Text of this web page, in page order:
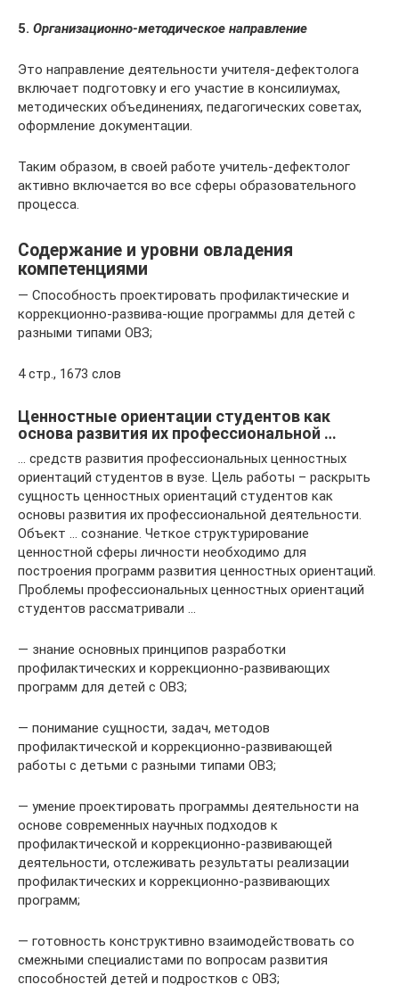
5. Организационно-методическое направление
Это направление деятельности учителя-дефектолога
включает под­готовку и его участие в консилиумах,
методических объединениях, педаго­гических советах,
оформление доку­ментации.
Таким образом, в своей работе учитель-дефектолог
активно включается во все сферы образовательного
про­цесса.
Содержание и уровни овладения
компетенциями
— Способность проектировать профилактические и
коррекционно-развива-ющие программы для детей с
разными типами ОВЗ;
4 стр., 1673 слов
Ценностные ориентации студентов как
основа развития их профессиональной …
… средств развития профессиональных ценностных
ориентаций студентов в вузе. Цель работы – раскрыть
сущность ценностных ориентаций студентов как
основы развития их профессиональной деятельности.
Объект … сознание. Четкое структурирование
ценностной сферы личности необходимо для
построения программ развития ценностных ориентаций.
Проблемы профессиональных ценностных ориентаций
студентов рассматривали …
— знание основных принципов разработки
профилактических и коррекционно-развивающих
программ для детей с ОВЗ;
— понимание сущности, задач, методов
профилактической и коррекционно-развивающей
работы с детьми с разными типами ОВЗ;
— умение проектировать программы деятельности на
основе современных научных подходов к
профилактической и коррекционно-развивающей
деятельности, отслеживать результаты реализации
профилактических и коррекционно-развивающих
программ;
— готовность конструктивно взаимодействовать со
смежными специалистами по вопросам развития
способностей детей и подростков с ОВЗ;